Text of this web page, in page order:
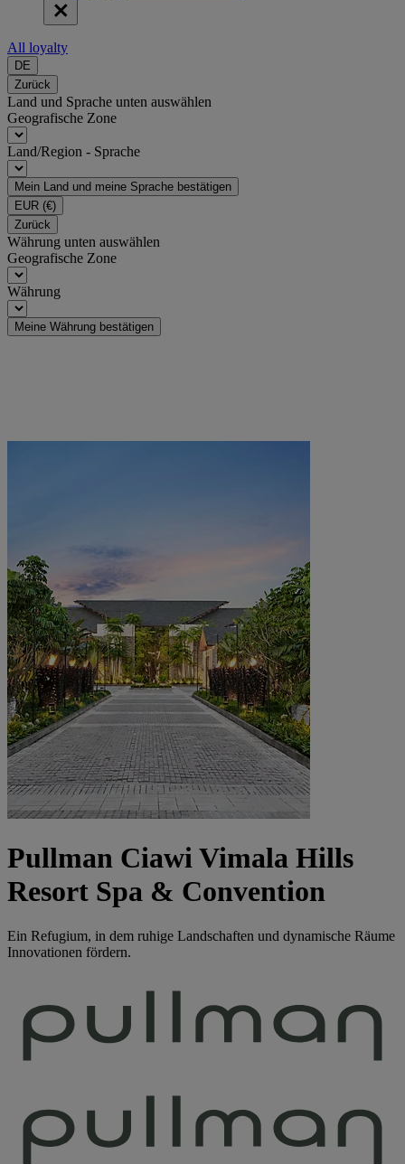
All loyalty
DE
Zurück
Land und Sprache unten auswählen
Geografische Zone
Land/Region - Sprache
Mein Land und meine Sprache bestätigen
EUR (€)
Zurück
Währung unten auswählen
Geografische Zone
Währung
Meine Währung bestätigen
Pullman Ciawi Vimala Hills
Resort Spa & Convention
Ein Refugium, in dem ruhige Landschaften und dynamische Räume
Innovationen fördern.